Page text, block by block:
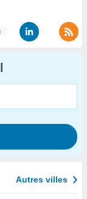
Autres villes